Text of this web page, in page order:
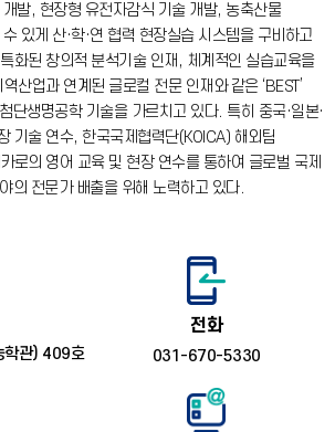
발, 현장형 유전자감식 기술 개발, 농축산물
있게 산·학·연 협력 현장실습 시스템을 구비하고
화된 창의적 분석기술 인재, 체계적인 실습교육을
산업과 연계된 글로컬 전문 인재와 같은 ‘BEST’
단생명공학 기술을 가르치고 있다. 특히 중국·일본·
기술 연수, 한국국제협력단(KOICA) 해외팀
로의 영어 교육 및 현장 연수를 통하여 글로벌 국제
의 전문가 배출을 위해 노력하고 있다.
학관) 409호
전화
031-670-5330